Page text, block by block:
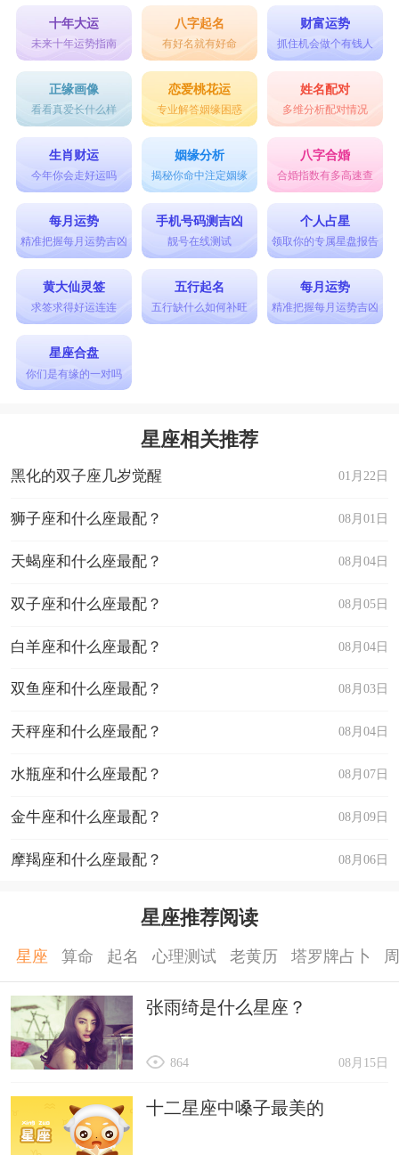
十年大运
未来十年运势指南
八字起名
有好名就有好命
财富运势
抓住机会做个有钱人
正缘画像
看看真爱长什么样
恋爱桃花运
专业解答姻缘困惑
姓名配对
多维分析配对情况
生肖财运
今年你会走好运吗
姻缘分析
揭秘你命中注定姻缘
八字合婚
合婚指数有多高速查
每月运势
精准把握每月运势吉凶
手机号码测吉凶
靓号在线测试
个人占星
领取你的专属星盘报告
黄大仙灵签
求签求得好运连连
五行起名
五行缺什么如何补旺
每月运势
精准把握每月运势吉凶
星座合盘
你们是有缘的一对吗
星座相关推荐
01月22日
黑化的双子座几岁觉醒
08月01日
狮子座和什么座最配？
08月04日
天蝎座和什么座最配？
08月05日
双子座和什么座最配？
08月04日
白羊座和什么座最配？
08月03日
双鱼座和什么座最配？
08月04日
天秤座和什么座最配？
08月07日
水瓶座和什么座最配？
08月09日
金牛座和什么座最配？
08月06日
摩羯座和什么座最配？
星座推荐阅读
星座 算命 起名 心理测试 老黄历 塔罗牌占卜
张雨绮是什么星座？
08月15日
864
十二星座中嗓子最美的